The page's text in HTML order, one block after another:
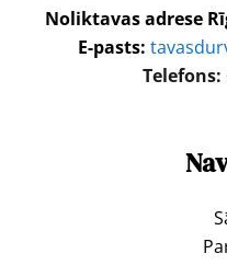
Noliktavas adrese
E-pasts:
Telefons: